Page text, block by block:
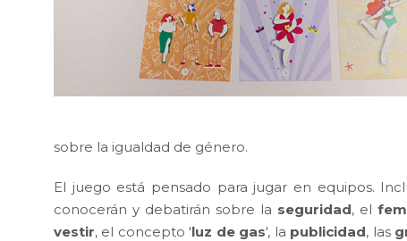
sobre la igualdad de género.
El juego está pensado para jugar en equipos.
conocerán y debatirán sobre la seguridad, el
vestir, el concepto 'luz de gas', la publicidad, las